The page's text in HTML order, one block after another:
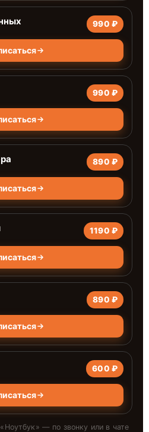
990 ₽
990 ₽
890 ₽
1190 ₽
890 ₽
600 ₽
Ноутбук » — по звонку или в чате